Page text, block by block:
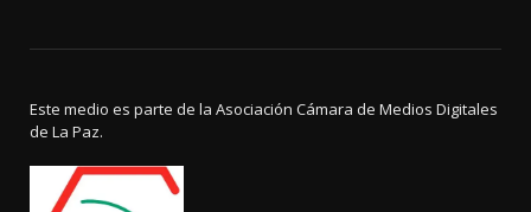
Este medio es parte de la Asociación Cámara de Medios Digitales
de La Paz.